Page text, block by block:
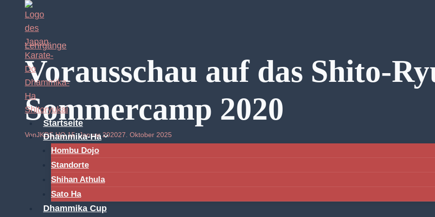
springen
Startseite
Dhammika-Ha
Hombu Dojo
Standorte
Shihan Athula
Sato Ha
Dhammika Cup
Lehrgänge
Vorausschau auf das Shito-
Sommercamp 2020
VonJKDS HQ 15. Januar 202027. Oktober 2025